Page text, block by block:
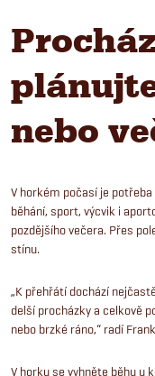
nebo
V horkém počasí je
běhání, sport, výcvik i
pozdějšího večera. Přes
stínu.
„K přehřátí dochází
delší procházky a celkově
nebo brzké ráno,“ radí
V horku se vyhněte běhu u